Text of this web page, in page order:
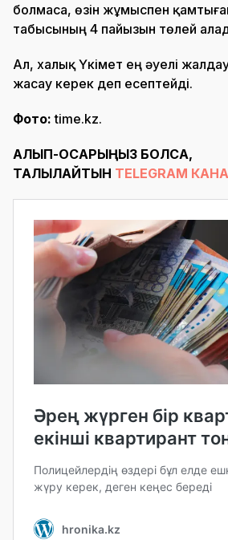
болмаса, өзін жұмыспен
табысының 4 пайызын төлей
Ал, халық Үкімет ең әуелі
жасау керек деп есептейді.
Фото: time.kz.
АЛЫП-ҚОСАРЫҢЫЗ БОЛСА,
ТАЛҚЫЛАЙТЫН TELEGRAM